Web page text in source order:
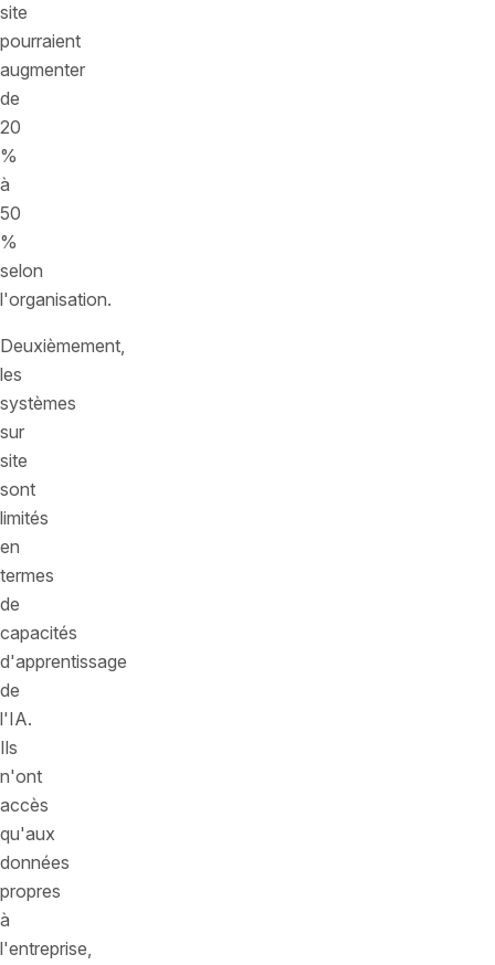
site
pourraient
augmenter
de
20
%
à
50
%
selon
l'organisation.
Deuxièmement,
les
systèmes
sur
site
sont
limités
en
termes
de
capacités
d'apprentissage
de
l'IA.
Ils
n'ont
accès
qu'aux
données
propres
à
l'entreprise,